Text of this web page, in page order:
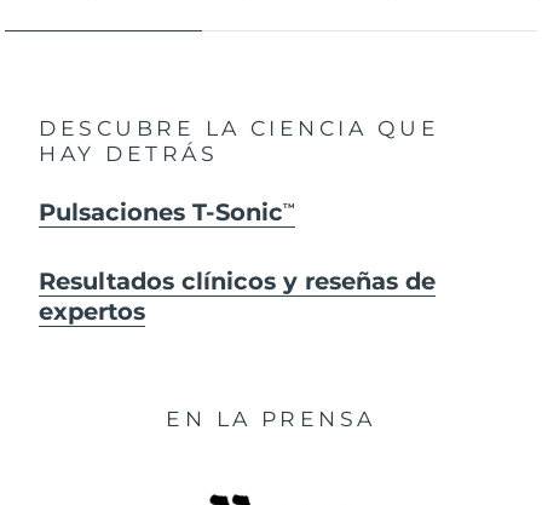
DESCUBRE LA CIENCIA QUE
HAY DETRÁS
Pulsaciones T-SonicTM
Resultados clínicos y reseñas de
expertos
EN LA PRENSA